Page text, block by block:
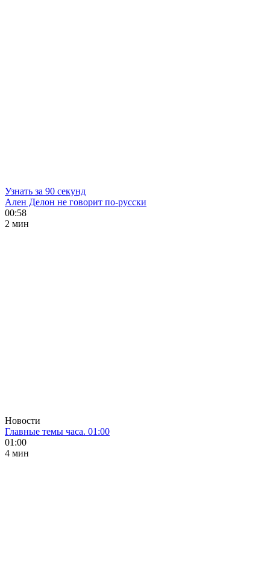
Узнать за 90 секунд
Ален Делон не говорит по-русски
00:58
2 мин
Новости
Главные темы часа. 01:00
01:00
4 мин